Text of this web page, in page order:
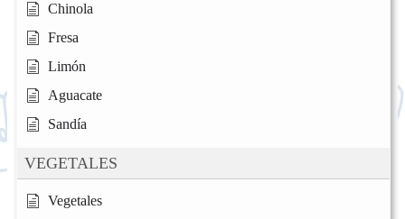
Chinola
Fresa
Limón
Aguacate
Sandía
VEGETALES
Vegetales